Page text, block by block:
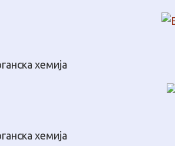
хемија
хемија